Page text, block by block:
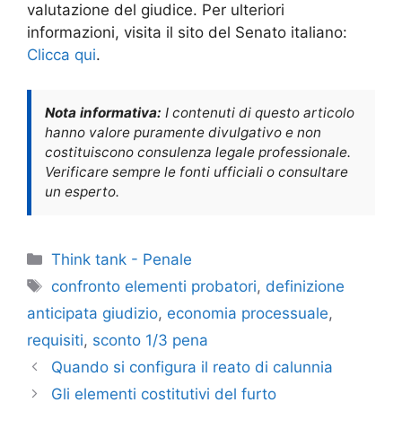
valutazione del giudice. Per ulteriori
informazioni, visita il sito del Senato italiano:
Clicca qui.
Nota informativa: I contenuti di questo articolo
hanno valore puramente divulgativo e non
costituiscono consulenza legale professionale.
Verificare sempre le fonti ufficiali o consultare
un esperto.
Categorie
Think tank - Penale
Tag
confronto elementi probatori, definizione
anticipata giudizio, economia processuale,
requisiti, sconto 1/3 pena
Quando si configura il reato di calunnia
Gli elementi costitutivi del furto